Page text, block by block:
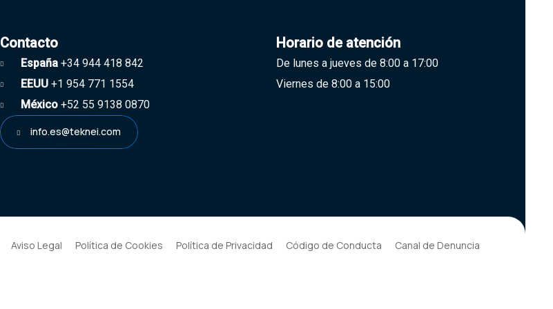
Contacto
España +34 944 418 842
EEUU +1 954 771 1554
México +52 55 9138 0870
info.es@teknei.com
Horario de atención
De lunes a jueves de 8:00 a 17:00
Viernes de 8:00 a 15:00
Aviso Legal Política de Cookies Política de Privacidad Código de Conducta Canal de Denuncia